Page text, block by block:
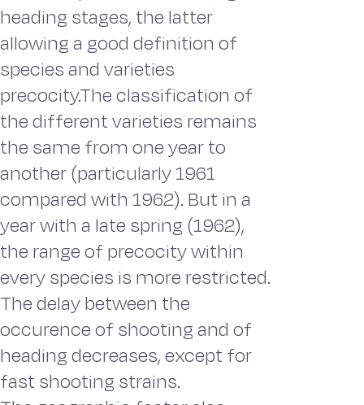
heading stages, the latter
allowing a good definition of
species and varieties
precocity.The classification of
the different varieties remains
the same from one year to
another (particularly 1961
compared with 1962). But in a
year with a late spring (1962),
the range of precocity within
every species is more restricted.
The delay between the
occurence of shooting and of
heading decreases, except for
fast shooting strains.